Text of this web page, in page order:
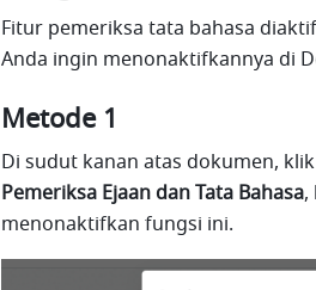
Fitur pemeriksa tata bahasa
Anda ingin menonaktifkannya di
Metode 1
Di sudut kanan atas dokumen, klik
Pemeriksa Ejaan dan Tata Bahasa,
menonaktifkan fungsi ini.